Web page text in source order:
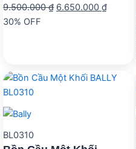
9.500.000₫ Giá
6.650.000 ₫Giá
30% OFF
BL0310